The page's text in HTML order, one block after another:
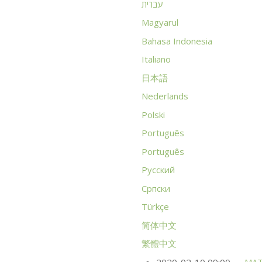
עברית
Magyarul
Bahasa Indonesia
Italiano
日本語
Nederlands
Polski
Português
Português
Русский
Српски
Türkçe
简体中文
繁體中文